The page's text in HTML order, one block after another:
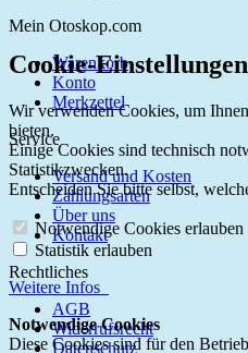
Mein Otoskop.com
Warenkorb
Konto
Merkzettel
Service
Versand und Kosten
Zahlungsarten
Über uns
Kontakt
Rechtliches
AGB
Widerrufsrecht
Datenschutz
Cookie-Einstellungen
Wir verwenden Cookies, um
bieten.
Einige Cookies sind technisch
Statistikzwecken.
Entscheiden Sie bitte selbst,
Notwendige Cookies erlauben
Statistik erlauben
Weitere Infos
Notwendige Cookies
Diese Cookies sind für den